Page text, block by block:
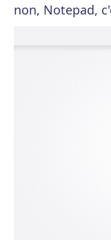
non, Notepad,